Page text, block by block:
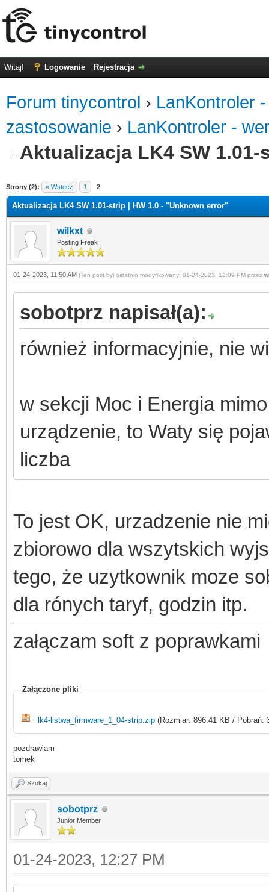
Witaj! Logowanie Rejestracja
Forum tinycontrol › LanKontroler
zastosowanie › LanKontroler -
Aktualizacja LK4 SW
Strony (2): « Wstecz 1 2
Aktualizacja LK4 SW 1.01-strip | HW 1.0 - "Unknown error"
wilkxt
Posting Freak
01-24-2023, 11:50 AM (Ten post był ostatnio modyfikowany: 01-24-2023, 12:09 PM przez
sobotprz napisał(a):
również informacyjnie, nie
w sekcji Moc i Energia
urządzenie, to Waty się
liczba
To jest OK, urzadzenie nie
zbiorowo dla wszytskich
tego, że uzytkownik moze
dla rónych taryf, godzin itp.
załączam soft z poprawkami
Załączone pliki
lk4-listwa_firmware_1_04-strip.zip (Rozmiar: 896.41 KB / Pobrań:
pozdrawiam
tomek
Szukaj
sobotprz
Junior Member
01-24-2023, 12:27 PM